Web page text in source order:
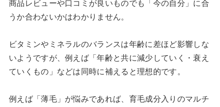
商品レビューや口コミが良いものでも「今の自分」に合
うか合わないかはわかりません。
ビタミンやミネラルのバランスは年齢に差ほど影響しな
いようですが、例えば「年齢と共に減少していく・衰え
ていくもの」などは同時に補えると理想的です。
例えば「薄毛」が悩みであれば、育毛成分入りのマルチ